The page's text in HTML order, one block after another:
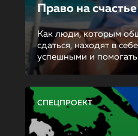
Право на счастье
Как люди, которым
сдаться, находят в
успешными и
СПЕЦПРОЕКТ